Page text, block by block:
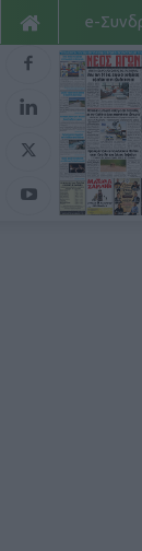
e-